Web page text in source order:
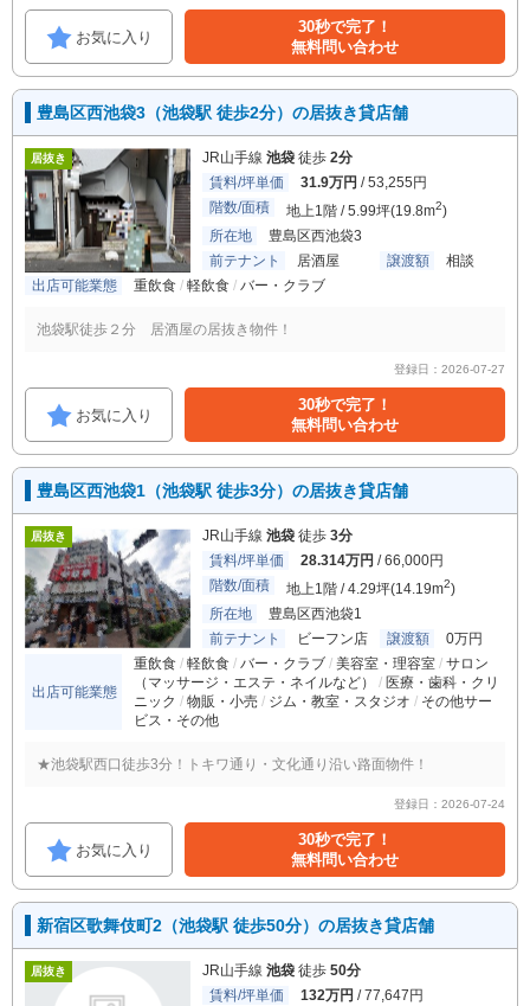
お気に入り
30秒で完了！
無料問い合わせ
豊島区西池袋3（池袋駅 徒歩2分）の居抜き貸店舗
居抜き JR山手線 池袋 徒歩 2分
賃料/坪単価
31.9万円 / 53,255円
階数/面積
地上1階 / 5.99坪(19.8m2)
所在地
豊島区西池袋3
前テナント
居酒屋 譲渡額
相談
出店可能業態
重飲食 軽飲食 バー・クラブ
池袋駅徒歩２分 居酒屋の居抜き物件！
登録日：2026-07-27
お気に入り
30秒で完了！
無料問い合わせ
豊島区西池袋1（池袋駅 徒歩3分）の居抜き貸店舗
居抜き JR山手線 池袋 徒歩 3分
賃料/坪単価
28.314万円 / 66,000円
階数/面積
地上1階 / 4.29坪(14.19m2)
所在地
豊島区西池袋1
前テナント
ビーフン店 譲渡額 0万円
出店可能業態
重飲食 軽飲食 バー・クラブ 美容室・理容室
サロン
（マッサージ・エステ・ネイルなど）
医療・歯科・クリ
ニック
物販・小売 ジム・教室・スタジオ
その他サー
ビス・その他
★池袋駅西口徒歩3分！トキワ通り・文化通り沿い路面物件！
登録日：2026-07-24
お気に入り
30秒で完了！
無料問い合わせ
新宿区歌舞伎町2（池袋駅 徒歩50分）の居抜き貸店舗
居抜き JR山手線 池袋 徒歩 50分
賃料/坪単価
132万円 / 77,647円